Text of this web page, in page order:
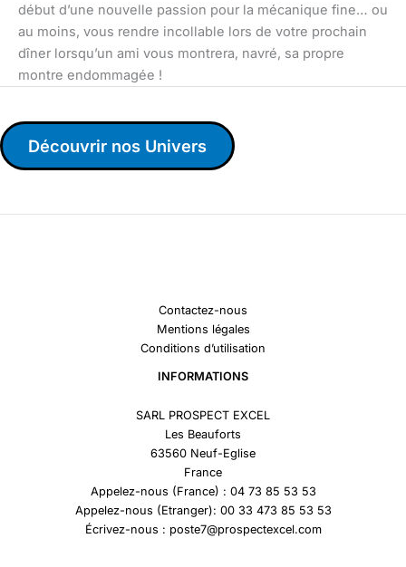
début d’une nouvelle passion pour la mécanique fine… ou
au moins, vous rendre incollable lors de votre prochain
dîner lorsqu’un ami vous montrera, navré, sa propre
montre endommagée !
Découvrir nos Univers
Contactez-nous
Mentions légales
Conditions d’utilisation
INFORMATIONS
SARL PROSPECT EXCEL
Les Beauforts
63560 Neuf-Eglise
France
Appelez-nous (France) : 04 73 85 53 53
Appelez-nous (Etranger): 00 33 473 85 53 53
Écrivez-nous : poste7@prospectexcel.com